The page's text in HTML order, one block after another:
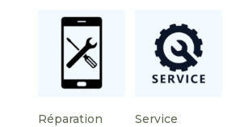
Réparation Service